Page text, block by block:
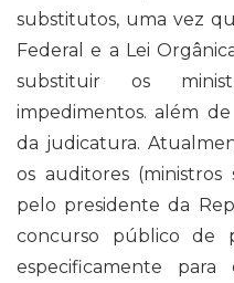
substitutos, uma vez
Federal e a Lei
substituir os
impedimentos. além
da judicatura.
os auditores (ministros
pelo presidente da
concurso público de
especificamente